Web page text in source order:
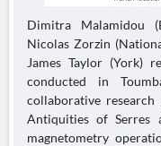
Dimitra Malamidou
Nicolas Zorzin
James Taylor (York)
conducted in
collaborative
Antiquities of
magnetometry